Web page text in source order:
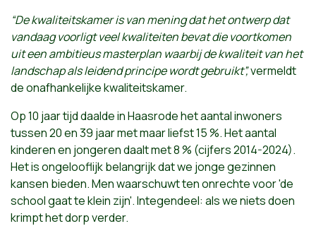
“De kwaliteitskamer is van mening dat het ontwerp dat
vandaag voorligt veel kwaliteiten bevat die voortkomen
uit een ambitieus masterplan waarbij de kwaliteit van het
landschap als leidend principe wordt gebruikt”,vermeldt
de onafhankelijke kwaliteitskamer.
Op 10 jaar tijd daalde in Haasrode het aantal inwoners
tussen 20 en 39 jaar met maar liefst 15 %. Het aantal
kinderen en jongeren daalt met 8 % (cijfers 2014-2024).
Het is ongelooflijk belangrijk dat we jonge gezinnen
kansen bieden. Men waarschuwt ten onrechte voor 'de
school gaat te klein zijn'. Integendeel: als we niets doen
krimpt het dorp verder.